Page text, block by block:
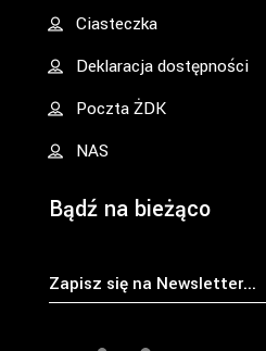
Ciasteczka
Deklaracja dostępności
Poczta ŻDK
NAS
Bądź na bieżąco